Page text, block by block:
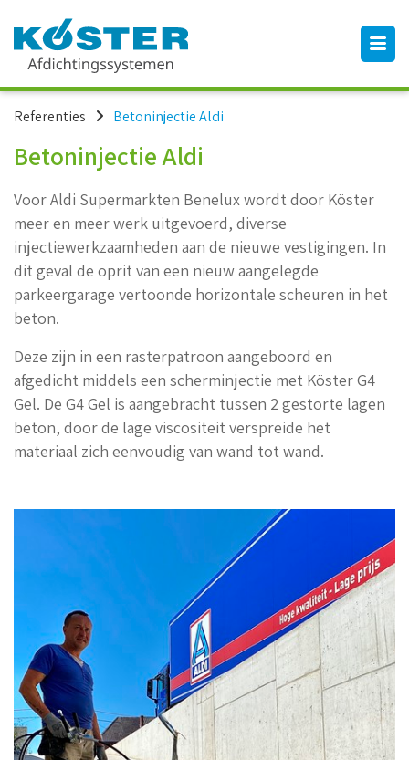
Referenties Betoninjectie Aldi
Betoninjectie Aldi
Voor Aldi Supermarkten Benelux wordt door Köster
meer en meer werk uitgevoerd, diverse
injectiewerkzaamheden aan de nieuwe vestigingen. In
dit geval de oprit van een nieuw aangelegde
parkeergarage vertoonde horizontale scheuren in het
beton.
Deze zijn in een rasterpatroon aangeboord en
afgedicht middels een scherminjectie met Köster G4
Gel. De G4 Gel is aangebracht tussen 2 gestorte lagen
beton, door de lage viscositeit verspreide het
materiaal zich eenvoudig van wand tot wand.